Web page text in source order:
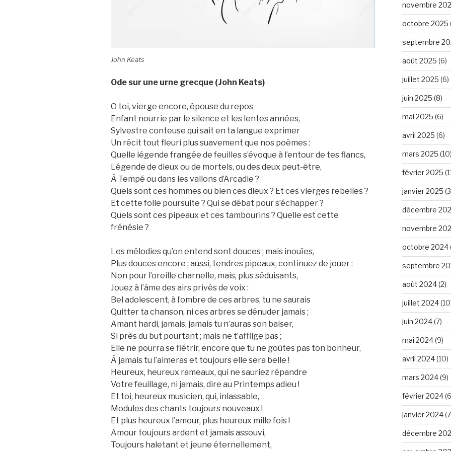
John Keats
Ode sur une urne grecque (John Keats)
O toi, vierge encore, épouse du repos
Enfant nourrie par le silence et les lentes années,
Sylvestre conteuse qui sait en ta langue exprimer
Un récit tout fleuri plus suavement que nos poèmes :
Quelle légende frangée de feuilles s’évoque à l’entour de tes flancs,
Légende de dieux ou de mortels, ou des deux peut-être,
À Tempé ou dans les vallons d’Arcadie ?
Quels sont ces hommes ou bien ces dieux ? Et ces vierges rebelles ?
Et cette folle poursuite ? Qui se débat pour s’échapper ?
Quels sont ces pipeaux et ces tambourins ? Quelle est cette
frénésie ?
Les mélodies qu’on entend sont douces ; mais inouïes,
Plus douces encore ; aussi, tendres pipeaux, continuez de jouer :
Non pour l’oreille charnelle, mais, plus séduisants,
Jouez à l’âme des airs privés de voix :
Bel adolescent, à l’ombre de ces arbres, tu ne saurais
Quitter ta chanson, ni ces arbres se dénuder jamais ;
Amant hardi, jamais, jamais tu n’auras son baiser,
Si près du but pourtant ; mais ne t’afflige pas ;
Elle ne pourra se flétrir, encore que tu ne goûtes pas ton bonheur,
À jamais tu l’aimeras et toujours elle sera belle !
Heureux, heureux rameaux, qui ne sauriez répandre
Votre feuillage, ni jamais, dire au Printemps adieu !
Et toi, heureux musicien, qui, inlassable,
Modules des chants toujours nouveaux !
Et plus heureux l’amour, plus heureux mille fois !
Amour toujours ardent et jamais assouvi,
Toujours haletant et jeune éternellement,
novembre
octobre 2025
septembre
août 2025 (6)
juillet 2025 (6)
juin 2025 (8)
mai 2025 (6)
avril 2025 (6)
mars 2025 (10)
février 2025
janvier 2025
décembre
novembre
octobre 2024
septembre
août 2024(2)
juillet 2024
juin 2024(7)
mai 2024(9)
avril 2024(10)
mars 2024(9)
février 2024
janvier 2024
décembre